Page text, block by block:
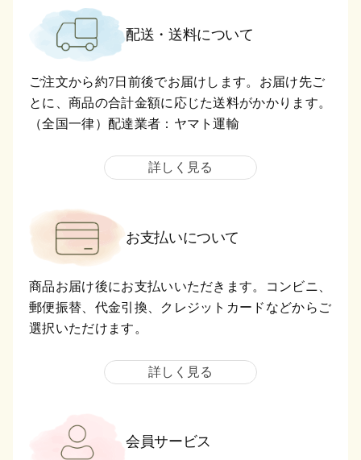
配送・送料について
ご注文から約7日前後でお届けします。お届け先ご
とに、商品の合計金額に応じた送料がかかります。
（全国一律）配達業者：ヤマト運輸
詳しく見る
お支払いについて
商品お届け後にお支払いいただきます。コンビニ、
郵便振替、代金引換、クレジットカードなどからご
選択いただけます。
詳しく見る
会員サービス